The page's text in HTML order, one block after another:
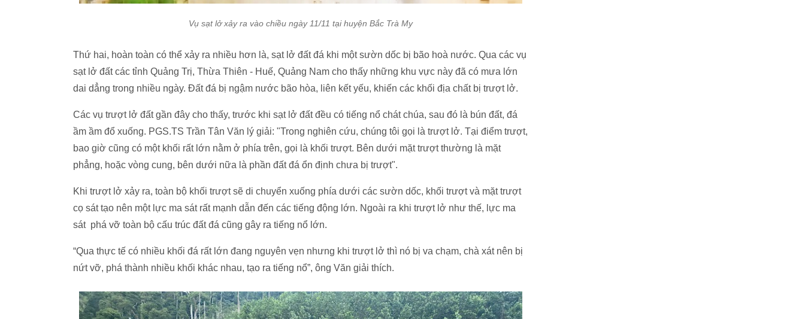
Vụ sạt lở xảy ra vào chiều ngày 11/11 tại huyện Bắc Trà My
Thứ hai, hoàn toàn có thể xảy ra nhiều hơn là, sạt lở đất đá khi một sườn dốc bị bão hoà nước. Qua các vụ
sạt lở đất các tỉnh Quảng Trị, Thừa Thiên - Huế, Quảng Nam cho thấy những khu vực này đã có mưa lớn
dai dẳng trong nhiều ngày. Đất đá bị ngậm nước bão hòa, liên kết yếu, khiến các khối địa chất bị trượt lở.
Các vụ trượt lở đất gần đây cho thấy, trước khi sạt lở đất đều có tiếng nổ chát chúa, sau đó là bún đất, đá
ầm ầm đổ xuống. PGS.TS Trần Tân Văn lý giải: "Trong nghiên cứu, chúng tôi gọi là trượt lở. Tại điểm trượt,
bao giờ cũng có một khối rất lớn nằm ở phía trên, gọi là khối trượt. Bên dưới mặt trượt thường là mặt
phẳng, hoặc vòng cung, bên dưới nữa là phần đất đá ổn định chưa bị trượt".
Khi trượt lở xảy ra, toàn bộ khối trượt sẽ di chuyển xuống phía dưới các sườn dốc, khối trượt và mặt trượt
cọ sát tạo nên một lực ma sát rất mạnh dẫn đến các tiếng động lớn. Ngoài ra khi trượt lở như thế, lực ma
sát phá vỡ toàn bộ cấu trúc đất đá cũng gây ra tiếng nổ lớn.
“Qua thực tế có nhiều khối đá rất lớn đang nguyên vẹn nhưng khi trượt lở thì nó bị va chạm, chà xát nên bị
nứt vỡ, phá thành nhiều khối khác nhau, tạo ra tiếng nổ”, ông Văn giải thích.